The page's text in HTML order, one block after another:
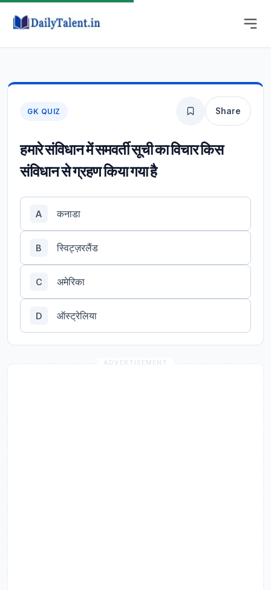
GK QUIZ Share
हमारे संविधान में समवर्ती सूची का विचार किस
संविधान से ग्रहण किया गया है
A कनाडा
B स्विट्ज़रलैंड
C अमेरिका
D ऑस्ट्रेलिया